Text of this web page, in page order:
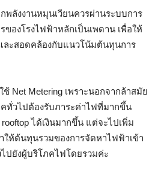
ลังงานหมุนเวียนควรผ่านระบบการ
องโรงไฟฟ้าหลักเป็นเพดาน เพื่อให้
ะสอดคล้องกับแนวโน้มต้นทุนการ
Net Metering เพราะนอกจากล้าสมัย
ทั่วไปต้องรับภาระค่าไฟที่มากขึ้น
rooftop ได้เงินมากขึ้น แต่จะไปเพิ่ม
ให้ต้นทุนรวมของการจัดหาไฟฟ้าเข้า
ปยังผู้บริโภคไฟโดยรวมค่ะ